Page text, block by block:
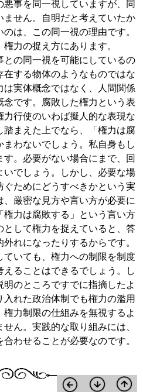
悪事を同一視していますが、同
せん。自明だと考えていたか
は、この同一視の理由です。
力の捉え方にあります。
の同一視を可能にしているの
する物体のようなものではな
実体概念ではなく、人間関係
です。腐敗した権力という表
行使のいわば擬人的な表現な
まえた上でなら、「権力は腐
わないでしょう。私自身もし
。必要がない場合にまで、回
いでしょう。しかし、必要な場
ためにどうすべきかという実
厳密な見方や言い方が必要に
力は腐敗する」という言い方
して権力を捉えていると、答
れになったりするからです。
いても、権力への制限を制度
ることはできるでしょう。し
のところですでに指摘したよ
れた政治体制でも権力の濫用
力制限の仕組みを無視するよ
ん。実践的な取り組みには、
わせることが必要なのです。